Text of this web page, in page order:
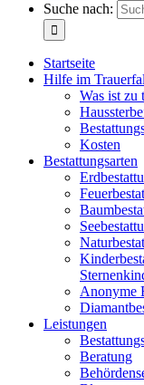
Suche nach:
Startseite
Hilfe im
Was ist zu
Kosten
Bestattungsarten
Anonyme
Leistungen
Beratung